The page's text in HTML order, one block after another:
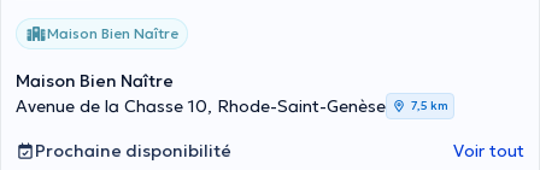
Maison Bien Naître
Maison Bien Naître
Avenue de la Chasse 10, Rhode-Saint-Genèse
7,5 km
Prochaine disponibilité Voir tout